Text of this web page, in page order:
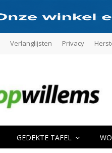
Verlanglijsten Privacy
GEDEKTE TAFEL